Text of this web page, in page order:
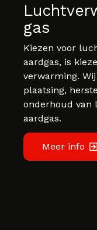
gas
Kiezen voor
aardgas, is
verwarming.
plaatsing,
onderhoud van
aardgas.
Meer info